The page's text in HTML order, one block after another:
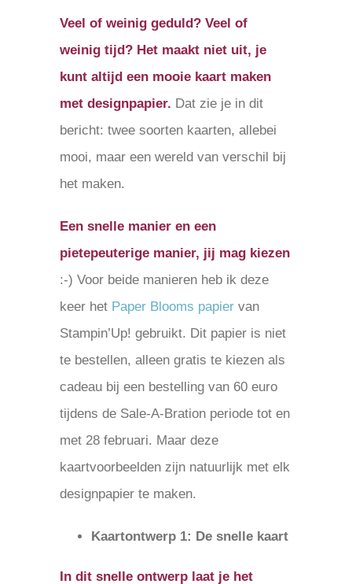
grotere
afbeelding
Veel of weinig geduld? Veel of
weinig tijd? Het maakt niet uit, je
kunt altijd een mooie kaart maken
met designpapier. Dat zie je in dit
bericht: twee soorten kaarten, allebei
mooi, maar een wereld van verschil bij
het maken.
Een snelle manier en een
pietepeuterige manier, jij mag kiezen
:-) Voor beide manieren heb ik deze
keer het Paper Blooms papier van
Stampin’Up! gebruikt. Dit papier is niet
te bestellen, alleen gratis te kiezen als
cadeau bij een bestelling van 60 euro
tijdens de Sale-A-Bration periode tot en
met 28 februari. Maar deze
kaartvoorbeelden zijn natuurlijk met elk
designpapier te maken.
Kaartontwerp 1: De snelle kaart
In dit snelle ontwerp laat je het